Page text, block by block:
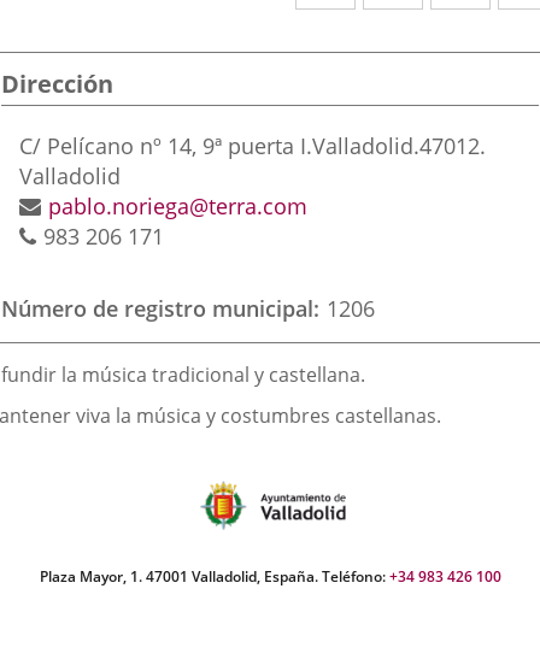
a
una
externa.
a
una
externa.
a
una
Dirección
Dirección
postal
C/ Pelícano nº 14, 9ª puerta I.Valladolid.47012.
Valladolid
Dirección
de
electrónico
pablo.noriega@terra.com
Teléfonos
983 206 171
Número de registro municipal 1206
la música tradicional y castellana.
viva la música y costumbres castellanas.
Plaza Mayor, 1. 47001 Valladolid, España. Teléfono:+34 983 426 100